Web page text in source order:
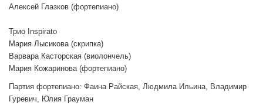
Алексей Глазков (фортепиано)
Трио Inspirato
Мария Лысикова (скрипка)
Варвара Касторская (виолончель)
Мария Кожаринова (фортепиано)
Партия фортепиано: Фаина Райская, Людмила Ильина, Владимир
Гуревич, Юлия Грауман